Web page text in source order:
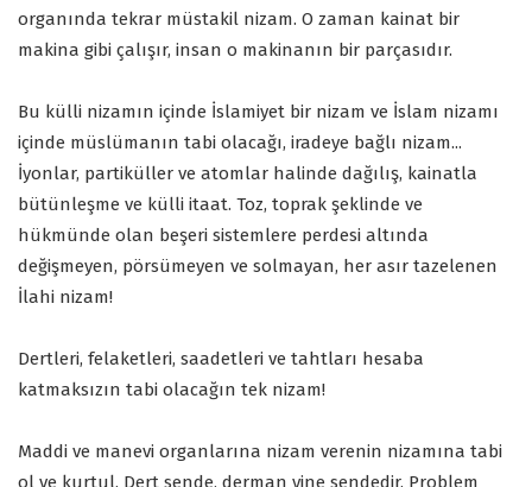
organında tekrar müstakil nizam. O zaman kainat bir
makina gibi çalışır, insan o makinanın bir parçasıdır.
Bu külli nizamın içinde İslamiyet bir nizam ve İslam nizamı
içinde müslümanın tabi olacağı, iradeye bağlı nizam...
İyonlar, partiküller ve atomlar halinde dağılış, kainatla
bütünleşme ve külli itaat. Toz, toprak şeklinde ve
hükmünde olan beşeri sistemlere perdesi altında
değişmeyen, pörsümeyen ve solmayan, her asır tazelenen
İlahi nizam!
Dertleri, felaketleri, saadetleri ve tahtları hesaba
katmaksızın tabi olacağın tek nizam!
Maddi ve manevi organlarına nizam verenin nizamına tabi
ol ve kurtul. Dert sende, derman yine sendedir. Problem